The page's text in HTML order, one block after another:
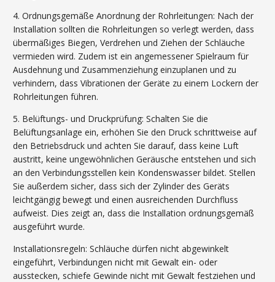
4. Ordnungsgemäße Anordnung der Rohrleitungen: Nach der
Installation sollten die Rohrleitungen so verlegt werden, dass
übermäßiges Biegen, Verdrehen und Ziehen der Schläuche
vermieden wird. Zudem ist ein angemessener Spielraum für
Ausdehnung und Zusammenziehung einzuplanen und zu
verhindern, dass Vibrationen der Geräte zu einem Lockern der
Rohrleitungen führen.
5. Belüftungs- und Druckprüfung: Schalten Sie die
Belüftungsanlage ein, erhöhen Sie den Druck schrittweise auf
den Betriebsdruck und achten Sie darauf, dass keine Luft
austritt, keine ungewöhnlichen Geräusche entstehen und sich
an den Verbindungsstellen kein Kondenswasser bildet. Stellen
Sie außerdem sicher, dass sich der Zylinder des Geräts
leichtgängig bewegt und einen ausreichenden Durchfluss
aufweist. Dies zeigt an, dass die Installation ordnungsgemäß
ausgeführt wurde.
Installationsregeln: Schläuche dürfen nicht abgewinkelt
eingeführt, Verbindungen nicht mit Gewalt ein- oder
ausstecken, schiefe Gewinde nicht mit Gewalt festziehen und